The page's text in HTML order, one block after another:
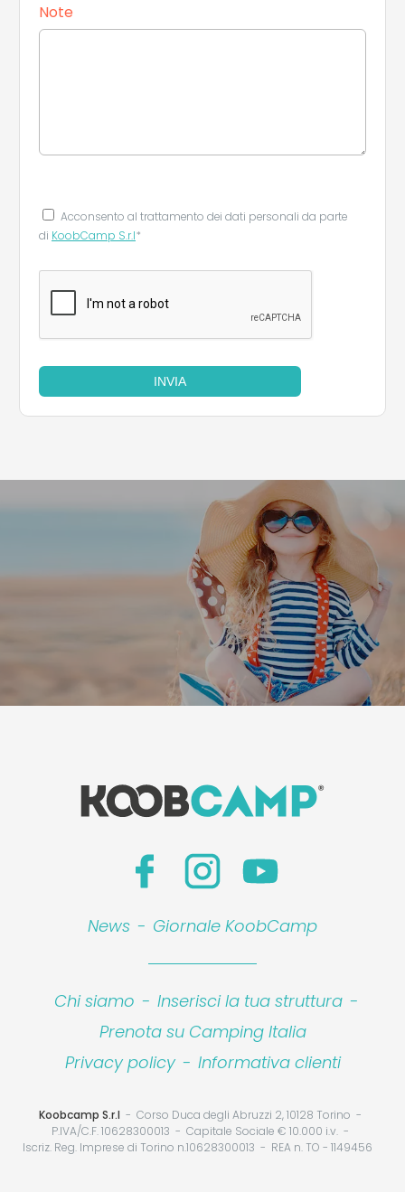
Note
Acconsento al trattamento dei dati personali da parte
di KoobCamp S.r.l*
INVIA
News - Giornale KoobCamp
Chi siamo - Inserisci la tua struttura -
Prenota su Camping Italia
Privacy policy - Informativa clienti
Koobcamp S.r.l
Corso Duca degli Abruzzi 2, 10128 Torino
P.IVA/C.F. 10628300013
Capitale Sociale € 10.000 i.v.
Iscriz. Reg. Imprese di Torino n.10628300013
REA n. TO - 1149456